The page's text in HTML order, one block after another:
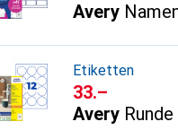
Avery
Etiketten
CHF
33.–
Avery